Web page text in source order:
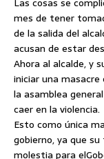
mes de tener
de la salida del
acusan de estar
Ahora al alcalde, y
iniciar una
la asamblea
caer en la violencia.
Esto como única
gobierno, ya que
molestia para